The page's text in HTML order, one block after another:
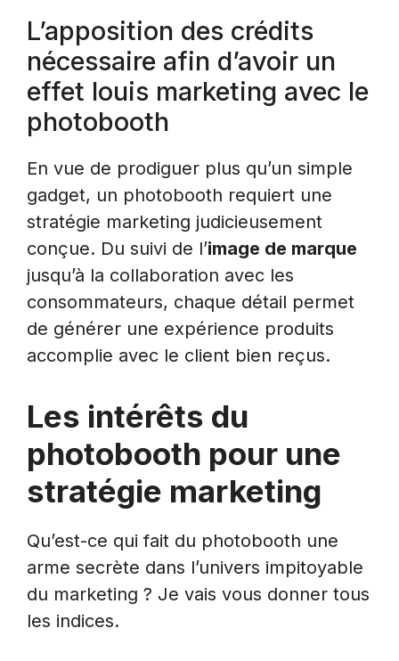
L’apposition des crédits
nécessaire afin d’avoir un
effet louis marketing avec le
photobooth
En vue de prodiguer plus qu’un simple
gadget, un photobooth requiert une
stratégie marketing judicieusement
conçue. Du suivi de l’image de marque
jusqu’à la collaboration avec les
consommateurs, chaque détail permet
de générer une expérience produits
accomplie avec le client bien reçus.
Les intérêts du
photobooth pour une
stratégie marketing
Qu’est-ce qui fait du photobooth une
arme secrète dans l’univers impitoyable
du marketing ? Je vais vous donner tous
les indices.